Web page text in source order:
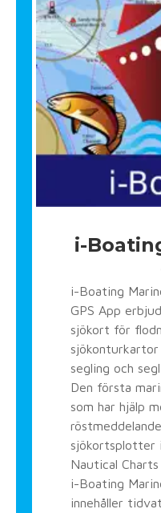
i-
i-Boating
GPS App
sjökort för
sjökonturkartor
segling och
Den första
som har hjälp
sjökortsplotter
Nautical
i-Boating
innehåller